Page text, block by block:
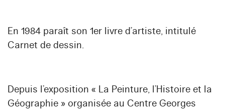
En 1984 paraît son 1er livre d’artiste, intitulé
Carnet de dessin.
Depuis l’exposition « La Peinture, l’Histoire et la
Géographie » organisée au Centre Georges